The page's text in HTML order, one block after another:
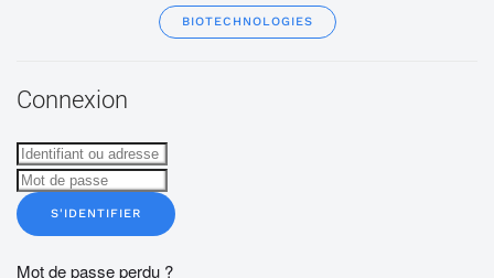
BIOTECHNOLOGIES
Connexion
S'IDENTIFIER
Mot de passe perdu ?